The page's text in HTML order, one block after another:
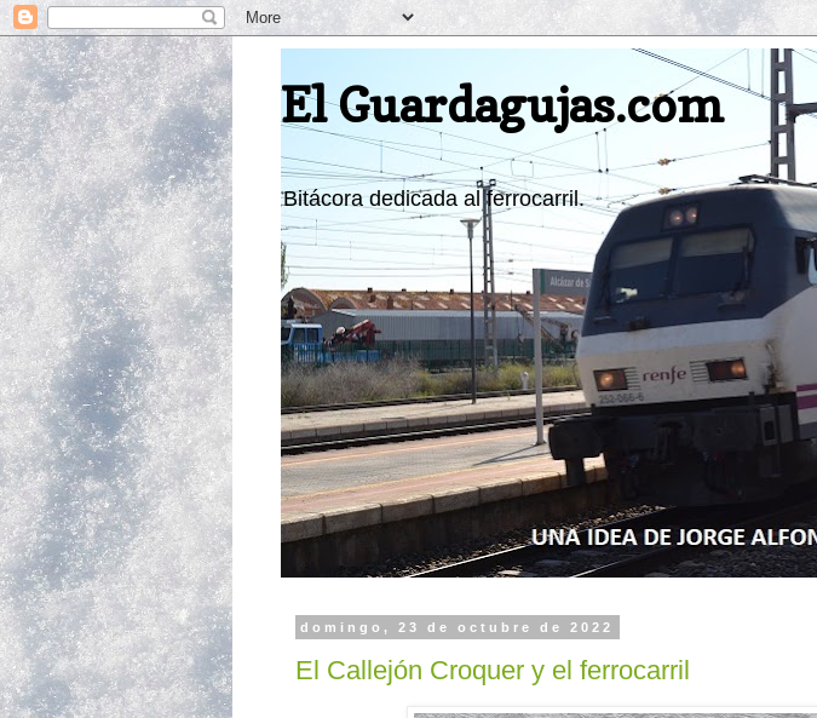
El Guardagujas.com
Bitácora dedicada al ferrocarril.
domingo, 23 de octubre de 2022
El Callejón Croquer y el ferrocarril